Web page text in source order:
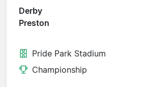
Derby
Preston
Pride Park Stadium
Championship